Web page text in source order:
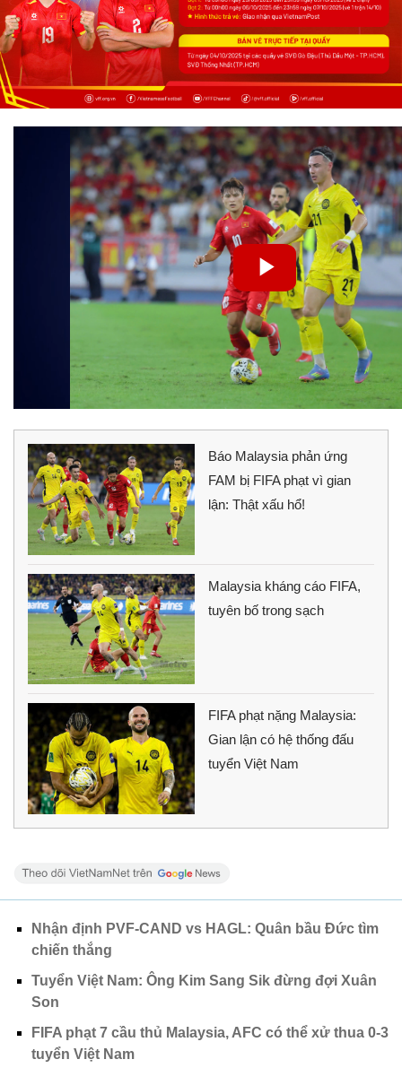
Báo Malaysia phản ứng
FAM bị FIFA phạt vì gian
lận: Thật xấu hổ!
Malaysia kháng cáo FIFA,
tuyên bố trong sạch
FIFA phạt nặng Malaysia:
Gian lận có hệ thống đấu
tuyển Việt Nam
Nhận định PVF-CAND vs HAGL: Quân bầu Đức tìm
chiến thắng
Tuyển Việt Nam: Ông Kim Sang Sik đừng đợi Xuân
Son
FIFA phạt 7 cầu thủ Malaysia, AFC có thể xử thua 0-3
tuyển Việt Nam